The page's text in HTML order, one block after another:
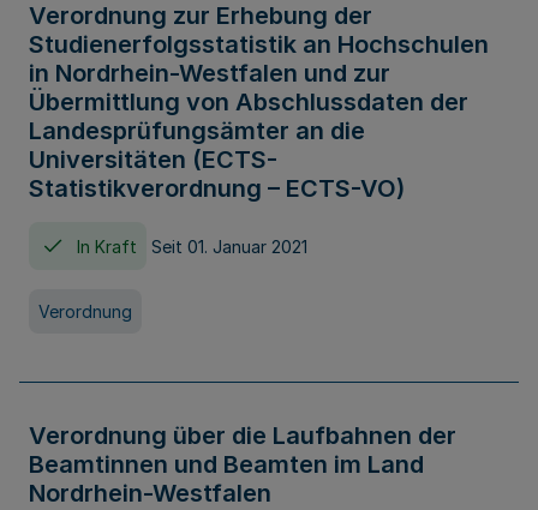
Verordnung zur Erhebung der
Studienerfolgsstatistik an Hochschulen
in Nordrhein-Westfalen und zur
Übermittlung von Abschlussdaten der
Landesprüfungsämter an die
Universitäten (ECTS-
Statistikverordnung – ECTS-VO)
In Kraft Seit 01. Januar 2021
Verordnung
Verordnung über die Laufbahnen der
Beamtinnen und Beamten im Land
Nordrhein-Westfalen